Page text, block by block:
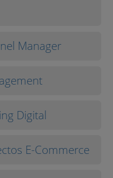
Manager
Digital
E-Commerce